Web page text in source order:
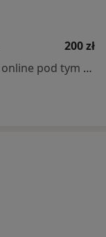
200 zł
Specjalista nie oferuje umawiania online pod tym adresem.